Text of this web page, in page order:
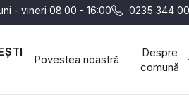
- vineri 08:00 - 16:00 0235 344
Povestea noastră
Despre
comună